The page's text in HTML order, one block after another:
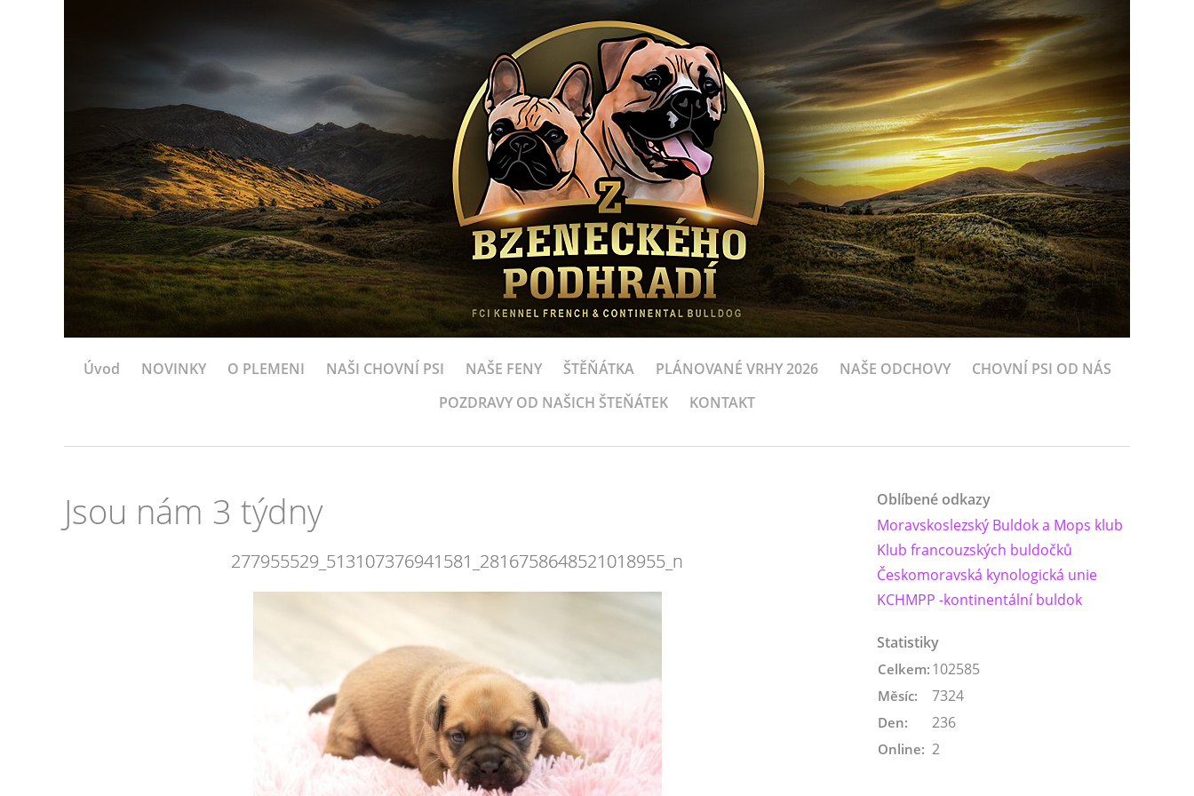
Úvod NOVINKY O PLEMENI NAŠI CHOVNÍ PSI NAŠE FENY ŠTĚŇÁTKA PLÁNOVANÉ VRHY 2026 NAŠE ODCHOVY
CHOVNÍ PSI OD NÁS
POZDRAVY OD NAŠICH ŠTEŇÁTEK
KONTAKT
Jsou nám 3 týdny
277955529_513107376941581_2816758648521018955_n
Oblíbené odkazy
Moravskoslezský Buldok a Mops klub
Klub francouzských buldočků
Českomoravská kynologická unie
KCHMPP -kontinentální buldok
Statistiky
Online: 2
Celkem: 102585
Měsíc: 7324
Den: 236